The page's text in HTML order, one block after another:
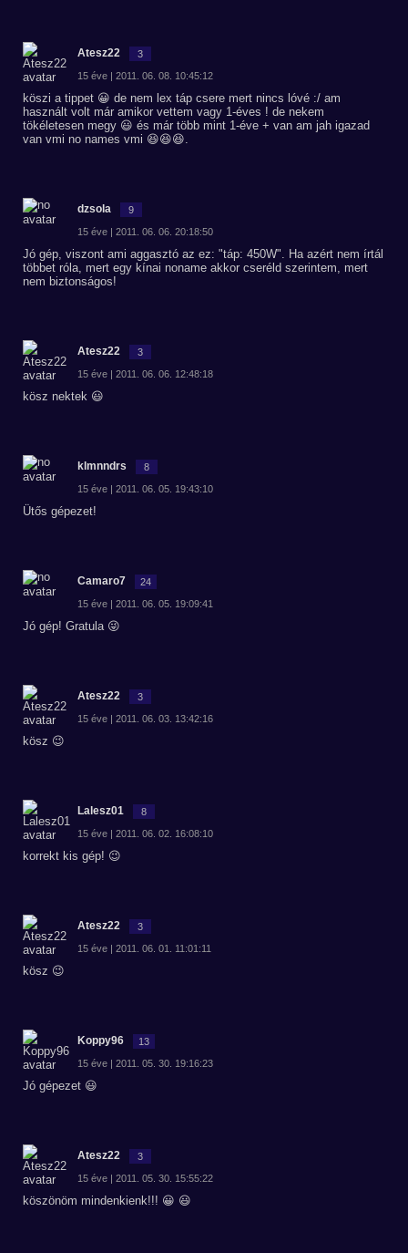
Atesz22 3
15 éve | 2011. 06. 08. 10:45:12
köszi a tippet 😀 de nem lex táp csere mert nincs lóvé :/ am
használt volt már amikor vettem vagy 1-éves ! de nekem
tökéletesen megy 😃 és már több mint 1-éve + van am jah igazad
van vmi no names vmi 😆😆😆.
dzsola 9
15 éve | 2011. 06. 06. 20:18:50
Jó gép, viszont ami aggasztó az ez: "táp: 450W". Ha azért nem írtál
többet róla, mert egy kínai noname akkor cseréld szerintem, mert
nem biztonságos!
Atesz22 3
15 éve | 2011. 06. 06. 12:48:18
kösz nektek 😃
klmnndrs 8
15 éve | 2011. 06. 05. 19:43:10
Ütős gépezet!
Camaro7 24
15 éve | 2011. 06. 05. 19:09:41
Jó gép! Gratula 😜
Atesz22 3
15 éve | 2011. 06. 03. 13:42:16
kösz 😉
Lalesz01 8
15 éve | 2011. 06. 02. 16:08:10
korrekt kis gép! 😉
Atesz22 3
15 éve | 2011. 06. 01. 11:01:11
kösz 😉
Koppy96 13
15 éve | 2011. 05. 30. 19:16:23
Jó gépezet 😃
Atesz22 3
15 éve | 2011. 05. 30. 15:55:22
köszönöm mindenkienk!!! 😀 😃